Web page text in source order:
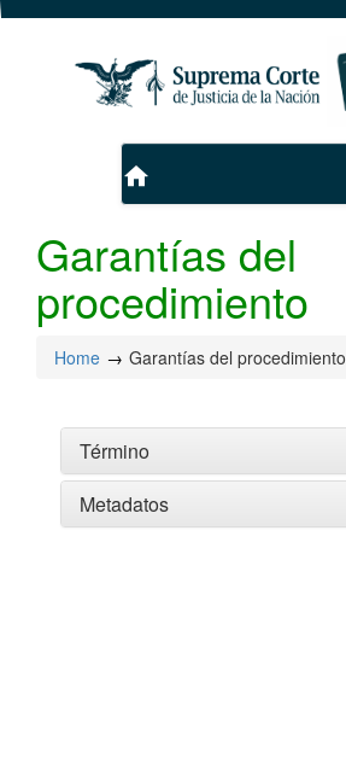
home
Garantías del
procedimiento
Home Garantías del procedimiento
Término
Metadatos